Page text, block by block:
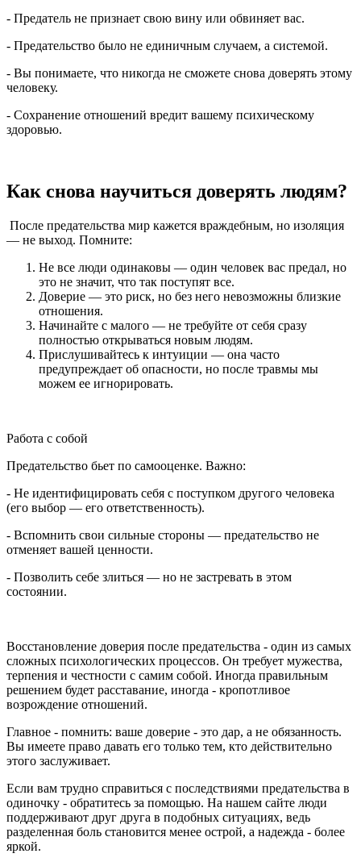
- Предатель не признает свою вину или обвиняет вас.
- Предательство было не единичным случаем, а системой.
- Вы понимаете, что никогда не сможете снова доверять этому
человеку.
- Сохранение отношений вредит вашему психическому
здоровью.
Как снова научиться доверять людям?
После предательства мир кажется враждебным, но изоляция
— не выход. Помните:
Не все люди одинаковы — один человек вас предал, но
это не значит, что так поступят все.
Доверие — это риск, но без него невозможны близкие
отношения.
Начинайте с малого — не требуйте от себя сразу
полностью открываться новым людям.
Прислушивайтесь к интуиции — она часто
предупреждает об опасности, но после травмы мы
можем ее игнорировать.
Работа с собой
Предательство бьет по самооценке. Важно:
- Не идентифицировать себя с поступком другого человека
(его выбор — его ответственность).
- Вспомнить свои сильные стороны — предательство не
отменяет вашей ценности.
- Позволить себе злиться — но не застревать в этом
состоянии.
Восстановление доверия после предательства - один из самых
сложных психологических процессов. Он требует мужества,
терпения и честности с самим собой. Иногда правильным
решением будет расставание, иногда - кропотливое
возрождение отношений.
Главное - помнить: ваше доверие - это дар, а не обязанность.
Вы имеете право давать его только тем, кто действительно
этого заслуживает.
Если вам трудно справиться с последствиями предательства в
одиночку - обратитесь за помощью. На нашем сайте люди
поддерживают друг друга в подобных ситуациях, ведь
разделенная боль становится менее острой, а надежда - более
яркой.